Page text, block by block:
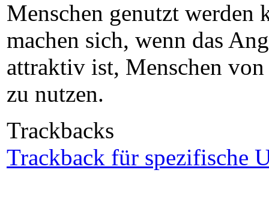
Menschen genutzt werden
machen sich, wenn das
attraktiv ist, Menschen
zu nutzen.
Trackbacks
Trackback für spezifische